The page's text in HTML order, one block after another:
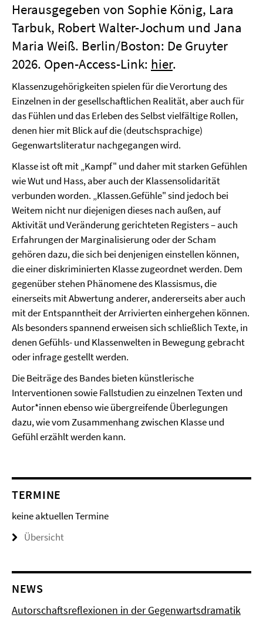
Herausgegeben von Sophie König, Lara
Tarbuk, Robert Walter-Jochum und Jana
Maria Weiß. Berlin/Boston: De Gruyter
2026. Open-Access-Link: hier.
Klassenzugehörigkeiten spielen für die Verortung des
Einzelnen in der gesellschaftlichen Realität, aber auch für
das Fühlen und das Erleben des Selbst vielfältige Rollen,
denen hier mit Blick auf die (deutschsprachige)
Gegenwartsliteratur nachgegangen wird.
Klasse ist oft mit „Kampf" und daher mit starken Gefühlen
wie Wut und Hass, aber auch der Klassensolidarität
verbunden worden. „Klassen.Gefühle" sind jedoch bei
Weitem nicht nur diejenigen dieses nach außen, auf
Aktivität und Veränderung gerichteten Registers – auch
Erfahrungen der Marginalisierung oder der Scham
gehören dazu, die sich bei denjenigen einstellen können,
die einer diskriminierten Klasse zugeordnet werden. Dem
gegenüber stehen Phänomene des Klassismus, die
einerseits mit Abwertung anderer, andererseits aber auch
mit der Entspanntheit der Arrivierten einhergehen können.
Als besonders spannend erweisen sich schließlich Texte, in
denen Gefühls- und Klassenwelten in Bewegung gebracht
oder infrage gestellt werden.
Die Beiträge des Bandes bieten künstlerische
Interventionen sowie Fallstudien zu einzelnen Texten und
Autor*innen ebenso wie übergreifende Überlegungen
dazu, wie vom Zusammenhang zwischen Klasse und
Gefühl erzählt werden kann.
TERMINE
keine aktuellen Termine
Übersicht
NEWS
Autorschaftsreflexionen in der Gegenwartsdramatik